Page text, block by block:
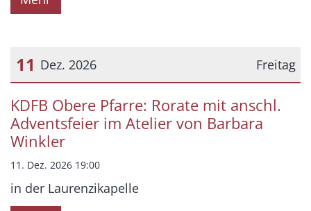
Freitag
11 Dez. 2026
Datum: 11. Dezember 2026
KDFB Obere Pfarre: Rorate mit anschl.
Adventsfeier im Atelier von Barbara
Winkler
11. Dez. 2026 19:00
in der Laurenzikapelle